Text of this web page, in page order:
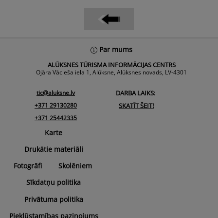
Par mums
ALŪKSNES TŪRISMA INFORMĀCIJAS CENTRS
Ojāra Vācieša iela 1, Alūksne, Alūksnes novads, LV-4301
tic@aluksne.lv
+371 29130280
+371 25442335
DARBA LAIKS:
SKATĪT ŠEIT!
Karte
Drukātie materiāli
Fotogrāfi
Skolēniem
Sīkdatņu politika
Privātuma politika
Piekļūstamības paziņojums